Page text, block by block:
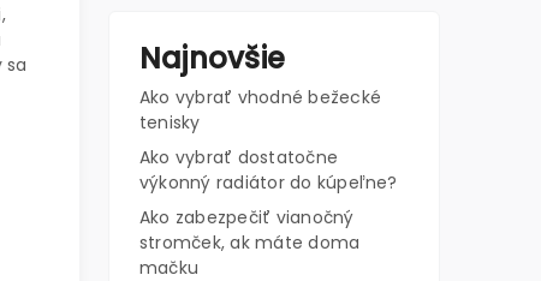
sa
Najnovšie
Ako vybrať vhodné bežecké
tenisky
Ako vybrať dostatočne
výkonný radiátor do kúpeľne?
Ako zabezpečiť vianočný
stromček, ak máte doma
mačku